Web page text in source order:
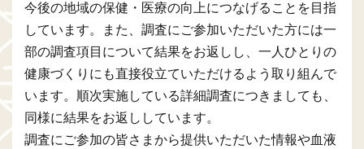
今後の地域の保健・医療の向上につなげることを目指
しています。また、調査にご参加いただいた方には一
部の調査項目について結果をお返しし、一人ひとりの
健康づくりにも直接役立ていただけるよう取り組んで
います。順次実施している詳細調査につきましても、
同様に結果をお返ししています。
調査にご参加の皆さまから提供いただいた情報や血液